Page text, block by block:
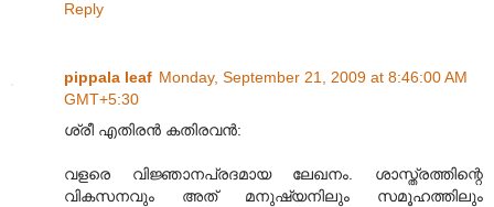
Reply
pippala leaf Monday, September 21, 2009 at 8:46:00 AM
GMT+5:30
ശ്രീ എതിരൻ കതിരവൻ:
വളരെ വിജ്ഞാനപ്രദമായ ലേഖനം. ശാസ്ത്രത്തിന്റെ
വികസനവും അത്‌ മനുഷ്യനിലും സമൂഹത്തിലും